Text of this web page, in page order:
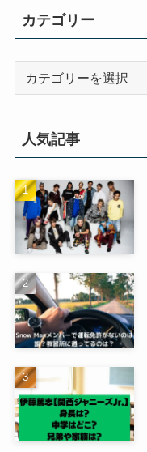
カテゴリー
ー
人気記事